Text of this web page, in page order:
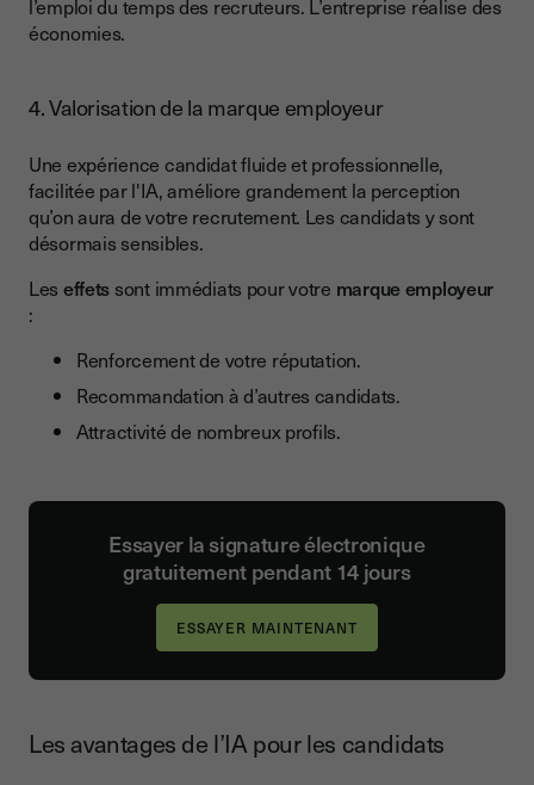
l’emploi du temps des recruteurs. L’entreprise réalise des
économies.
4. Valorisation de la marque employeur
Une expérience candidat fluide et professionnelle,
facilitée par l'IA, améliore grandement la perception
qu’on aura de votre recrutement. Les candidats y sont
désormais sensibles.
Les effets sont immédiats pour votre marque employeur
:
Renforcement de votre réputation.
Recommandation à d’autres candidats.
Attractivité de nombreux profils.
Essayer la signature électronique
gratuitement pendant 14 jours
Les avantages de l’IA pour les candidats